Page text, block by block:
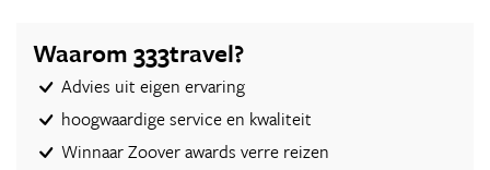
Waarom 333travel?
Advies uit eigen ervaring
hoogwaardige service en kwaliteit
Winnaar Zoover awards verre reizen